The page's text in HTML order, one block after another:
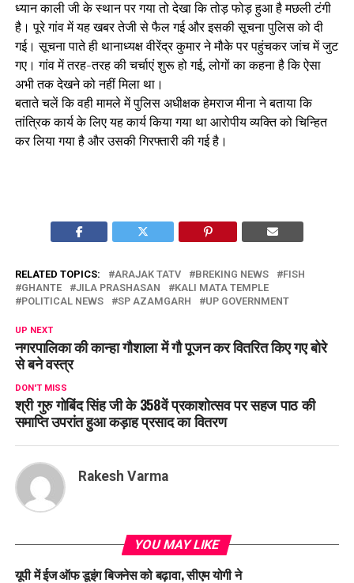
ध्यान काली जी के स्थान पर गया तो देखा कि तोड़ फोड़ हुआ है मछली टंगी
है। पूरे गांव में यह खबर तेजी से फैल गई और इसकी सूचना पुलिस को दी
गई। सूचना पाते ही थानाध्यक्ष वीरेंद्र कुमार ने मौके पर पहुंचकर जांच में जुट
गए। गांव में तरह-तरह की चर्चाएं शुरू हो गई, लोगों का कहना है कि ऐसा
अभी तक देखने को नहीं मिला था।
बताते चलें कि वही मामले में पुलिस अधीक्षक हेमराज मीना ने बताया कि
तांत्रिक कार्य के लिए यह कार्य किया गया था आरोपीय व्यक्ति को चिन्हित
कर लिया गया है और उसकी गिरफ्तारी की गई है।
RELATED TOPICS: ARAJAK TATV BREKING NEWS
FISH
GHANTE
JILA PRASHASAN
KALI MATA TEMPLE
POLITICAL NEWS
SP AZAMGARH UP GOVERNMENT
UP NEXT
नगरपालिका की कान्हा गौशाला में गौ पूजन कर वितरित किए गए बोरे
से बने वस्त्र
DON'T MISS
श्री गुरु गोबिंद सिंह जी के 358वें प्रकाशोत्सव पर सहज पाठ की
समाप्ति उपरांत हुआ कड़ाह प्रसाद का वितरण
Rakesh Varma
YOU MAY LIKE
यूपी में ईज ऑफ डूइंग बिजनेस को बढ़ावा, सीएम योगी ने